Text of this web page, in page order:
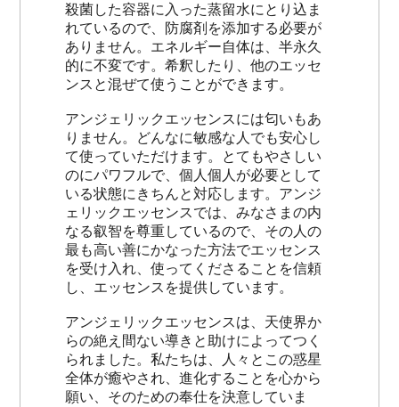
殺菌した容器に入った蒸留水にとり込ま
れているので、防腐剤を添加する必要が
ありません。エネルギー自体は、半永久
的に不変です。希釈したり、他のエッセ
ンスと混ぜて使うことができます。
アンジェリックエッセンスには匂いもあ
りません。どんなに敏感な人でも安心し
て使っていただけます。とてもやさしい
のにパワフルで、個人個人が必要として
いる状態にきちんと対応します。アンジ
ェリックエッセンスでは、みなさまの内
なる叡智を尊重しているので、その人の
最も高い善にかなった方法でエッセンス
を受け入れ、使ってくださることを信頼
し、エッセンスを提供しています。
アンジェリックエッセンスは、天使界か
らの絶え間ない導きと助けによってつく
られました。私たちは、人々とこの惑星
全体が癒やされ、進化することを心から
願い、そのための奉仕を決意していま